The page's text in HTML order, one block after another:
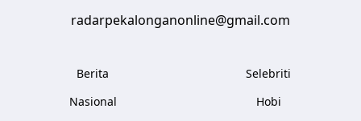
radarpekalonganonline@gmail.com
Berita
Nasional
Selebriti
Hobi